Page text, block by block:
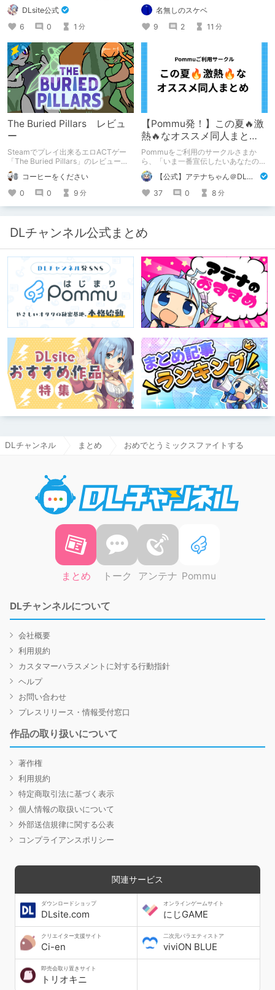
を叶えるため、不老不死の体を手に入
れた！ 話題沸騰の全年齢苗床コミッ
クスの新刊が発売開始！ それを記念
して1～3巻まで90%OFFクーポン配
布いたします！ まだ本作品未体験の
皆さん、多分お好きです。ぜひお試し
ください。
DLsite公式
6
0 1 分
名無しのスケベ
9
2 11 分
The Buried Pillars レビュ
ー
Steamでプレイ出来るエロACTゲー
「The Buried Pillars」のレビューで
す。
コーヒーをください
0
0 9 分
【Pommu発！】この夏🔥激
熱🔥なオススメ同人まと
め！ その1
Pommuをご利用のサークルさまか
ら、「いま一番宣伝したいあなたの
DLsite作品」を募りました！ この夏
🔥激熱🔥な作品ばかり！あなたがまだ
出会っていない、運命の作品が見つか
るかも！
【公式】アテナちゃん＠DLチャンネル
37
0 8 分
DLチャンネル公式まとめ
DLチャンネル まとめ おめでとうミックスファイトする
まとめ トーク アンテナ Pommu
DLチャンネルについて
会社概要
利用規約
カスタマーハラスメントに対する行動指針
ヘルプ
お問い合わせ
プレスリリース・情報受付窓口
作品の取り扱いについて
著作権
利用規約
特定商取引法に基づく表示
個人情報の取扱いについて
外部送信規律に関する公表
コンプライアンスポリシー
関連サービス
ダウンロードショップ
DLsite.com
オンラインゲームサイト
にじGAME
クリエイター支援サイト
Ci-en
二次元バラエティストア
viviON BLUE
即売会取り置きサイト
トリオキニ